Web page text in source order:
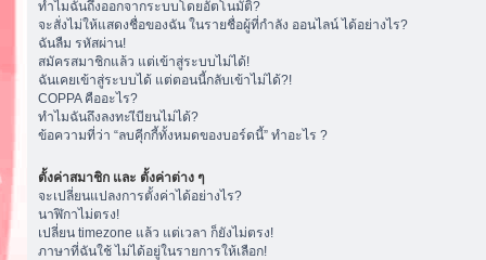
ทำไมฉันถึงออกจากระบบโดยอัตโนมัติ?
จะสั่งไม่ให้แสดงชื่อของฉัน ในรายชื่อผู้ที่กำลัง ออนไลน์ ได้อย่างไร?
ฉันลืม รหัสผ่าน!
สมัครสมาชิกแล้ว แต่เข้าสู่ระบบไม่ได้!
ฉันเคยเข้าสู่ระบบได้ แต่ตอนนี้กลับเข้าไม่ได้?!
COPPA คืออะไร?
ทำไมฉันถึงลงทะเีบียนไม่ได้?
ข้อความที่ว่า “ลบคุีกกี้ทั้งหมดของบอร์ดนี้” ทำอะไร ?
ตั้งค่าสมาชิก และ ตั้งค่าต่าง ๆ
จะเปลี่ยนแปลงการตั้งค่าได้อย่างไร?
นาฬิกาไม่ตรง!
เปลี่ยน timezone แล้ว แต่เวลา ก็ยังไม่ตรง!
ภาษาที่ฉันใช้ ไม่ได้อยู่ในรายการให้เลือก!